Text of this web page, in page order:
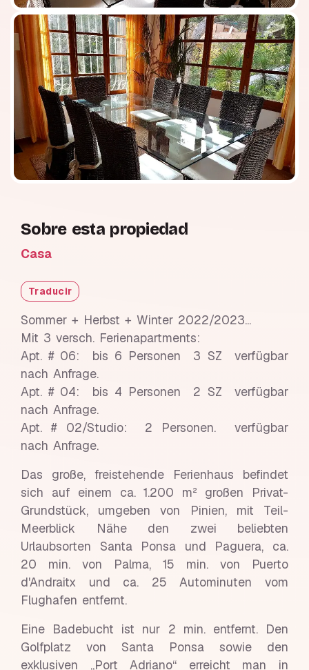
Sobre esta propiedad
Casa
Traducir
Sommer + Herbst + Winter 2022/2023...
Mit 3 versch. Ferienapartments:
Apt. # 06: bis 6 Personen 3 SZ verfügbar
nach Anfrage.
Apt. # 04: bis 4 Personen 2 SZ verfügbar
nach Anfrage.
Apt. # 02/Studio: 2 Personen. verfügbar
nach Anfrage.
Das große, freistehende Ferienhaus befindet
sich auf einem ca. 1.200 m² großen Privat-
Grundstück, umgeben von Pinien, mit Teil-
Meerblick Nähe den zwei beliebten
Urlaubsorten Santa Ponsa und Paguera, ca.
20 min. von Palma, 15 min. von Puerto
d'Andraitx und ca. 25 Autominuten vom
Flughafen entfernt.
Eine Badebucht ist nur 2 min. entfernt. Den
Golfplatz von Santa Ponsa sowie den
exklusiven „Port Adriano“ erreicht man in